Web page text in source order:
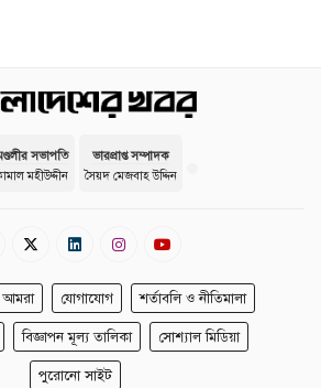
সভাপতি
মহীউদ্দীন
ভারপ্রাপ্ত সম্পাদক
সৈয়দ মেজবাহ উদ্দিন
আমরা যোগাযোগ শর্তাবলি ও নীতিমালা
বিজ্ঞাপন মূল্য তালিকা সোশ্যাল মিডিয়া
পুরোনো সাইট